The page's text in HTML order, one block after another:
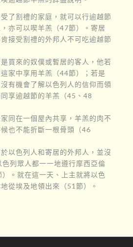
了割禮的家庭，就可以行逾越節
亦可以喫羊羔（47節）。寄居
接受割禮的外邦人不可吃逾越節
買來的奴僕或暫居的客人，他若
家中享用羊羔（44節）；若是
有機會了解以色列人的信仰而領
享逾越節的羊羔（45、48
同在一個屋內共享，羊羔的肉不
也不能折斷一根骨頭（46
以色列人和寄居的外邦人，並沒
列眾人都一一地遵行摩西亞倫
。就在這一天、上主就將以色
從埃及地領出來（51節）。